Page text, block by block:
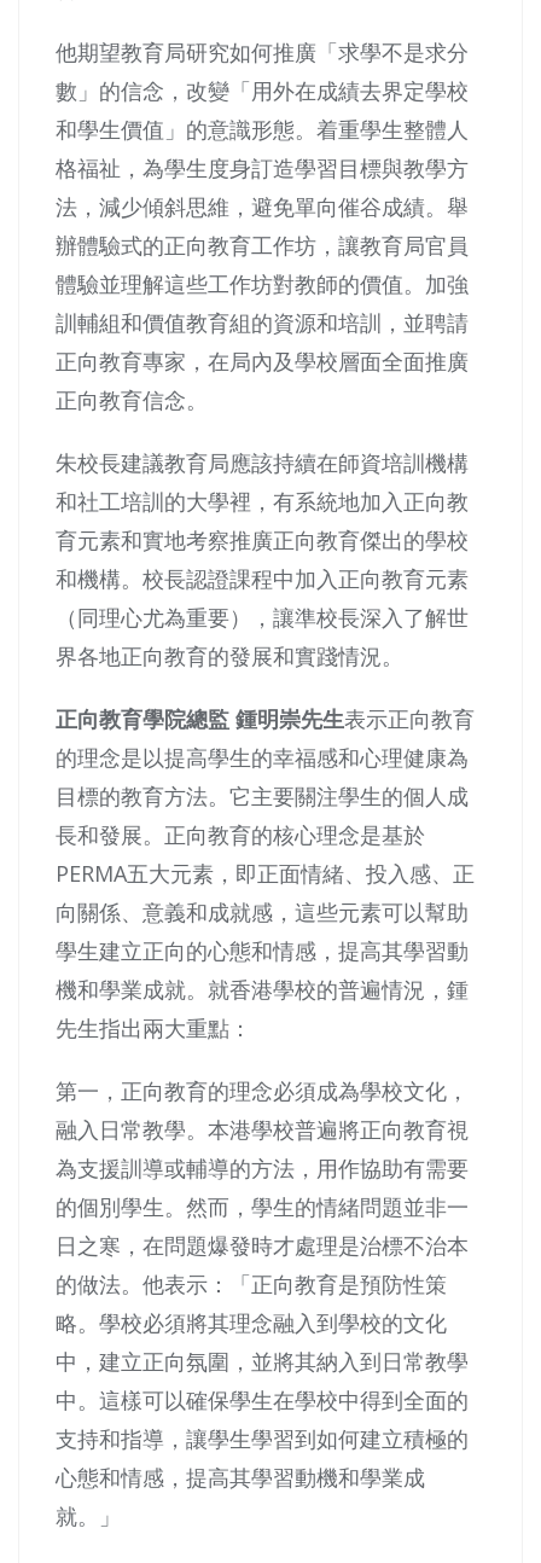
他期望教育局研究如何推廣「求學不是求分
數」的信念，改變「用外在成績去界定學校
和學生價值」的意識形態。着重學生整體人
格福祉，為學生度身訂造學習目標與教學方
法，減少傾斜思維，避免單向催谷成績。舉
辦體驗式的正向教育工作坊，讓教育局官員
體驗並理解這些工作坊對教師的價值。加強
訓輔組和價值教育組的資源和培訓，並聘請
正向教育專家，在局內及學校層面全面推廣
正向教育信念。
朱校長建議教育局應該持續在師資培訓機構
和社工培訓的大學裡，有系統地加入正向教
育元素和實地考察推廣正向教育傑出的學校
和機構。校長認證課程中加入正向教育元素
（同理心尤為重要），讓準校長深入了解世
界各地正向教育的發展和實踐情況。
正向教育學院總監 鍾明崇先生表示正向教育
的理念是以提高學生的幸福感和心理健康為
目標的教育方法。它主要關注學生的個人成
長和發展。正向教育的核心理念是基於
PERMA五大元素，即正面情緒、投入感、正
向關係、意義和成就感，這些元素可以幫助
學生建立正向的心態和情感，提高其學習動
機和學業成就。就香港學校的普遍情況，鍾
先生指出兩大重點：
第一，正向教育的理念必須成為學校文化，
融入日常教學。本港學校普遍將正向教育視
為支援訓導或輔導的方法，用作協助有需要
的個別學生。然而，學生的情緒問題並非一
日之寒，在問題爆發時才處理是治標不治本
的做法。他表示：「正向教育是預防性策
略。學校必須將其理念融入到學校的文化
中，建立正向氛圍，並將其納入到日常教學
中。這樣可以確保學生在學校中得到全面的
支持和指導，讓學生學習到如何建立積極的
心態和情感，提高其學習動機和學業成
就。」